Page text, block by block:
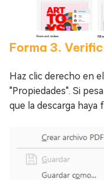
Forma 3.
Haz clic derecho en
"Propiedades". Si
que la descarga haya